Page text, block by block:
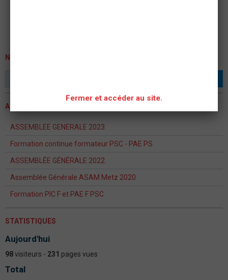
NEWSLETTER
ACTUALITÉS
ASSEMBLEE GENERALE 2023
Formation continue formateur PSC - PAE PS
ASSEMBLÉE GÉNÉRALE 2022
Assemblée Générale ASAM Metz 2020
Formation PIC F et PAE F PSC
STATISTIQUES
Aujourd'hui
98visiteurs - 231 pages vues
Total
Fermer et accéder au site.